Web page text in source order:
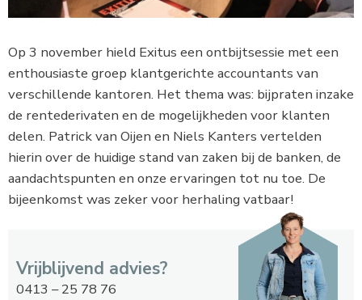
Op 3 november hield Exitus een ontbijtsessie met een
enthousiaste groep klantgerichte accountants van
verschillende kantoren. Het thema was: bijpraten inzake
de rentederivaten en de mogelijkheden voor klanten
delen. Patrick van Oijen en Niels Kanters vertelden
hierin over de huidige stand van zaken bij de banken, de
aandachtspunten en onze ervaringen tot nu toe. De
bijeenkomst was zeker voor herhaling vatbaar!
Vrijblijvend advies?
0413 – 25 78 76